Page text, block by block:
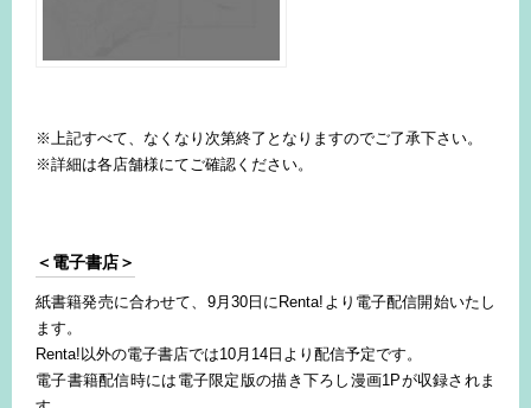
※上記すべて、なくなり次第終了となりますのでご了承下さい。
※詳細は各店舗様にてご確認ください。
＜電子書店＞
紙書籍発売に合わせて、9月30日にRenta!より電子配信開始いたし
ます。
Renta!以外の電子書店では10月14日より配信予定です。
電子書籍配信時には電子限定版の描き下ろし漫画1Pが収録されま